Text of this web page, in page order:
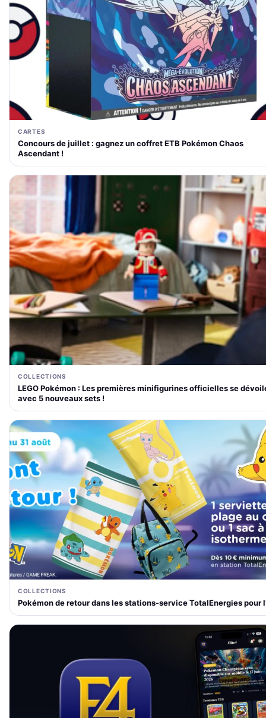
CARTES
Concours de juillet : gagnez un coffret ETB Pokémon Chaos
Ascendant !
COLLECTIONS
LEGO Pokémon : Les premières minifigurines officielles se
avec 5 nouveaux sets !
COLLECTIONS
Pokémon de retour dans les stations-service TotalEnergies pour